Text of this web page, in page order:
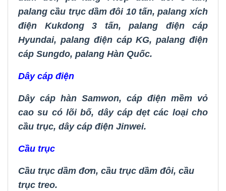
palang cầu trục dầm đôi 10 tấn,palang xích
điện Kukdong 3 tấn, palang điện cáp
Hyundai, palang điện cáp KG,palang điện
cáp Sungdo, palang Hàn Quốc.
Dây cáp điện
Dây cáp hàn Samwon, cáp điện mềm vỏ
cao su có lõi bố, dây cáp dẹt các loại cho
cầu trục, dây cáp điện Jinwei.
Cầu trục
Cầu trục dầm đơn, cầu trục dầm đôi, cầu
trục treo.